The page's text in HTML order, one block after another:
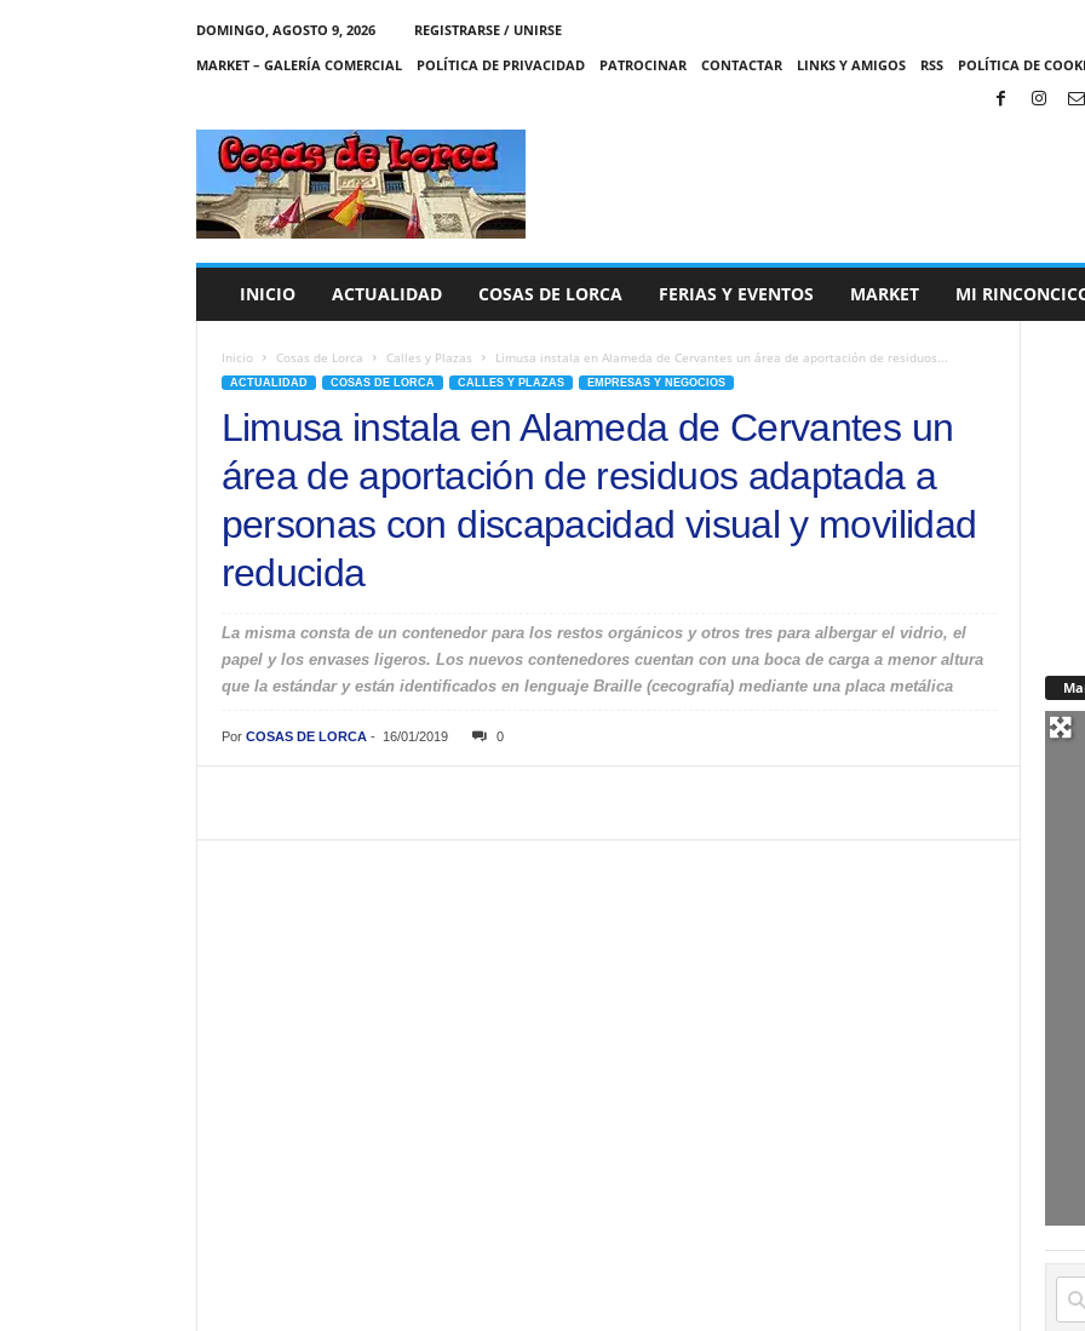
DOMINGO, AGOSTO 9, 2026
REGISTRARSE / UNIRSE
MARKET – GALERÍA COMERCIAL
POLÍTICA DE PRIVACIDAD PATROCINAR CONTACTAR LINKS Y AMIGOS RSS POLÍTICA DE
C
A
S
INICIO ACTUALIDAD COSAS DE LORCA FERIAS Y EVENTOS MARKET MI
Inicio Cosas de Lorca Calles y Plazas Limusa instala en Alameda de Cervantes un área de aportación de residuos...
ACTUALIDAD COSAS DE LORCA CALLES Y PLAZAS EMPRESAS Y NEGOCIOS
Limusa instala en Alameda de Cervantes un
área de aportación de residuos adaptada a
personas con discapacidad visual y movilidad
reducida
La misma consta de un contenedor para los restos orgánicos y otros tres para albergar el vidrio, el
papel y los envases ligeros. Los nuevos contenedores cuentan con una boca de carga a menor altura
que la estándar y están identificados en lenguaje Braille (cecografía) mediante una placa metálica
Por COSAS DE LORCA- 16/01/2019 0